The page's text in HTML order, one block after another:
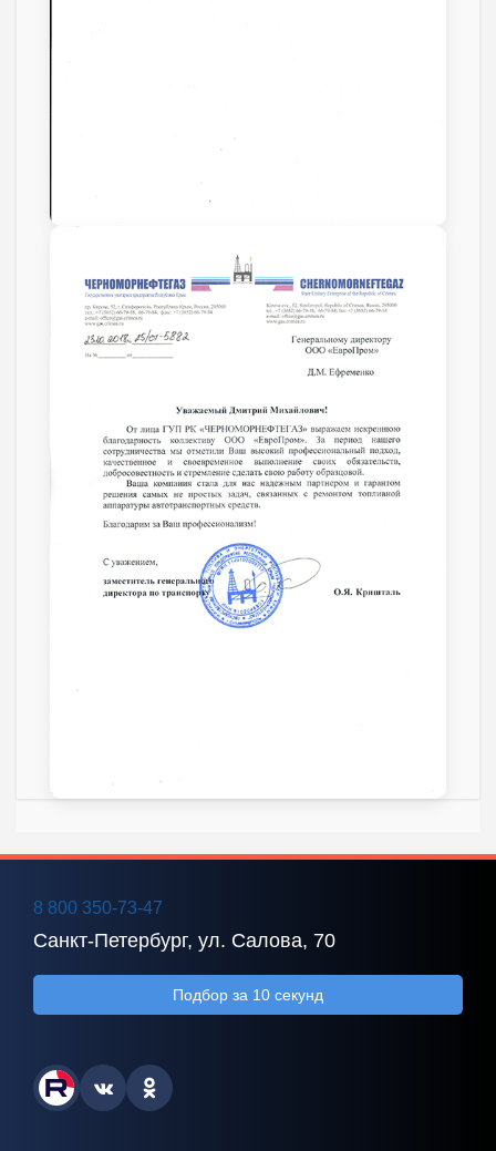
8 800 350-73-47
Санкт-Петербург, ул. Салова, 70
Подбор за 10 секунд